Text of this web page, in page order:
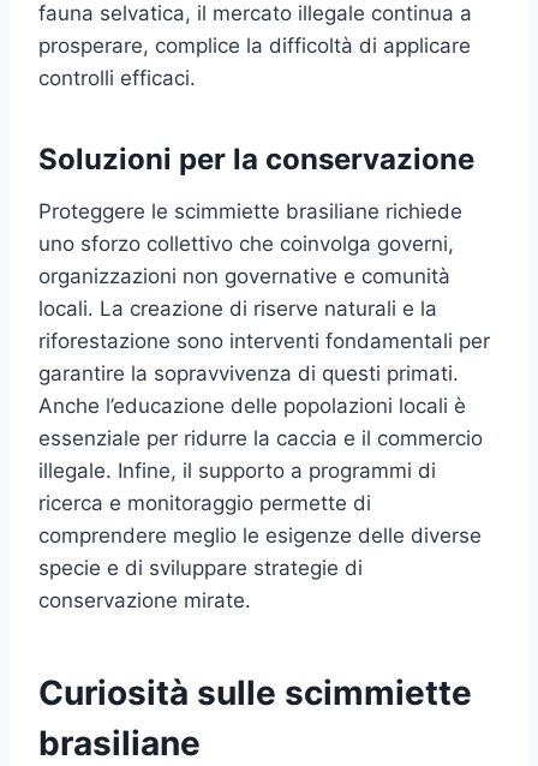
fauna selvatica, il mercato illegale continua a
prosperare, complice la difficoltà di applicare
controlli efficaci.
Soluzioni per la conservazione
Proteggere le scimmiette brasiliane richiede
uno sforzo collettivo che coinvolga governi,
organizzazioni non governative e comunità
locali. La creazione di riserve naturali e la
riforestazione sono interventi fondamentali per
garantire la sopravvivenza di questi primati.
Anche l’educazione delle popolazioni locali è
essenziale per ridurre la caccia e il commercio
illegale. Infine, il supporto a programmi di
ricerca e monitoraggio permette di
comprendere meglio le esigenze delle diverse
specie e di sviluppare strategie di
conservazione mirate.
Curiosità sulle scimmiette
brasiliane